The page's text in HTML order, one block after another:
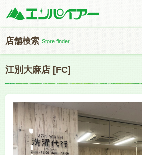
店舗検索 Store finder
江別大麻店 [FC]